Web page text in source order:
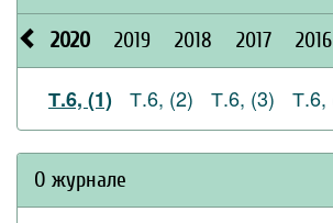
2020 2019 2018 2017 2016
Т.6, (1) Т.6, (2) Т.6, (3) Т.6,
О журнале